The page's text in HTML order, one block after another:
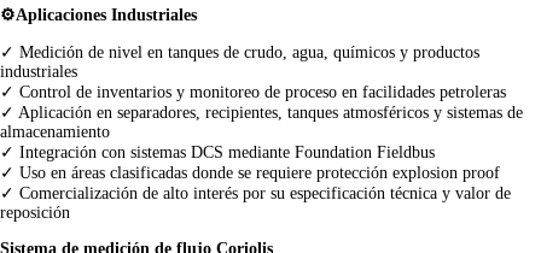
⚙️Aplicaciones Industriales
✓ Medición de nivel en tanques de crudo, agua, químicos y productos
industriales
✓ Control de inventarios y monitoreo de proceso en facilidades petroleras
✓ Aplicación en separadores, recipientes, tanques atmosféricos y sistemas de
almacenamiento
✓ Integración con sistemas DCS mediante Foundation Fieldbus
✓ Uso en áreas clasificadas donde se requiere protección explosion proof
✓ Comercialización de alto interés por su especificación técnica y valor de
reposición
Sistema de medición de flujo Coriolis